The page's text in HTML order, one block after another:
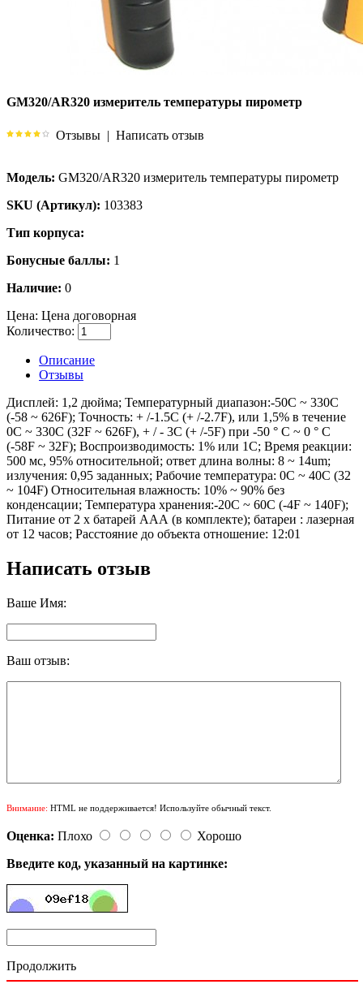
GM320/AR320 измеритель температуры пирометр
Отзывы | Написать отзыв
Модель: GM320/AR320 измеритель температуры пирометр
SKU (Артикул): 103383
Тип корпуса:
Бонусные баллы: 1
Наличие: 0
Цена: Цена договорная
Количество:
Описание
Отзывы
Дисплей: 1,2 дюйма; Температурный диапазон:-50C ~ 330C
(-58 ~ 626F); Точность: + /-1.5C (+ /-2.7F), или 1,5% в течение
0C ~ 330C (32F ~ 626F), + / - 3C (+ /-5F) при -50 ° С ~ 0 ° C
(-58F ~ 32F); Воспроизводимость: 1% или 1C; Время реакции:
500 мс, 95% относительной; ответ длина волны: 8 ~ 14um;
излучения: 0,95 заданных; Рабочие температура: 0C ~ 40C (32
~ 104F) Относительная влажность: 10% ~ 90% без
конденсации; Температура хранения:-20C ~ 60C (-4F ~ 140F);
Питание от 2 х батарей ААА (в комплекте); батареи : лазерная
от 12 часов; Расстояние до объекта отношение: 12:01
Написать отзыв
Ваше Имя:
Ваш отзыв:
Внимание: HTML не поддерживается! Используйте обычный текст.
Оценка: Плохо
Хорошо
Введите код, указанный на картинке:
Продолжить